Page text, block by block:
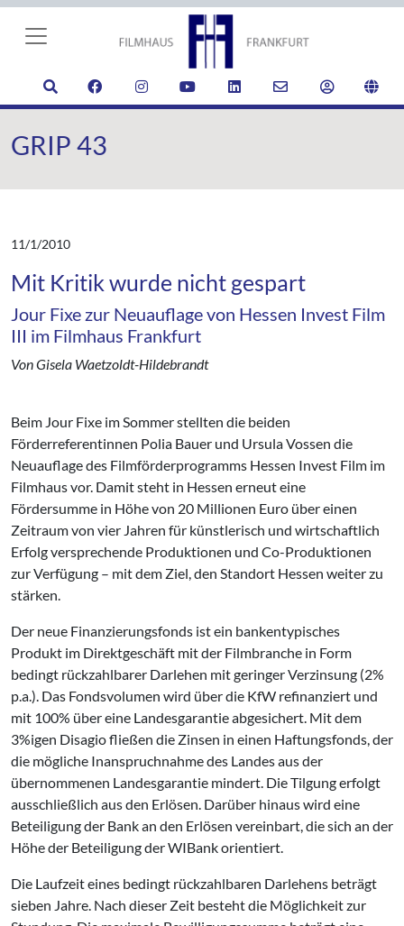
GRIP 43
11/1/2010
Mit Kritik wurde nicht gespart
Jour Fixe zur Neuauflage von Hessen Invest Film
III im Filmhaus Frankfurt
Von Gisela Waetzoldt-Hildebrandt
Beim Jour Fixe im Sommer stellten die beiden
Förderreferentinnen Polia Bauer und Ursula Vossen die
Neuauflage des Filmförderprogramms Hessen Invest Film im
Filmhaus vor. Damit steht in Hessen erneut eine
Fördersumme in Höhe von 20 Millionen Euro über einen
Zeitraum von vier Jahren für künstlerisch und wirtschaftlich
Erfolg versprechende Produktionen und Co-Produktionen
zur Verfügung – mit dem Ziel, den Standort Hessen weiter zu
stärken.
Der neue Finanzierungsfonds ist ein bankentypisches
Produkt im Direktgeschäft mit der Filmbranche in Form
bedingt rückzahlbarer Darlehen mit geringer Verzinsung (2%
p.a.). Das Fondsvolumen wird über die KfW refinanziert und
mit 100% über eine Landesgarantie abgesichert. Mit dem
3%igen Disagio fließen die Zinsen in einen Haftungsfonds, der
die mögliche Inanspruchnahme des Landes aus der
übernommenen Landesgarantie mindert. Die Tilgung erfolgt
ausschließlich aus den Erlösen. Darüber hinaus wird eine
Beteiligung der Bank an den Erlösen vereinbart, die sich an der
Höhe der Beteiligung der WIBank orientiert.
Die Laufzeit eines bedingt rückzahlbaren Darlehens beträgt
sieben Jahre. Nach dieser Zeit besteht die Möglichkeit zur